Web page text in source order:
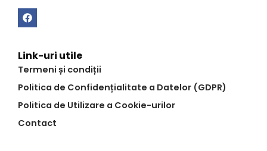
Link-uri utile
Termeni și condiții
Politica de Confidențialitate a Datelor (GDPR)
Politica de Utilizare a Cookie-urilor
Contact